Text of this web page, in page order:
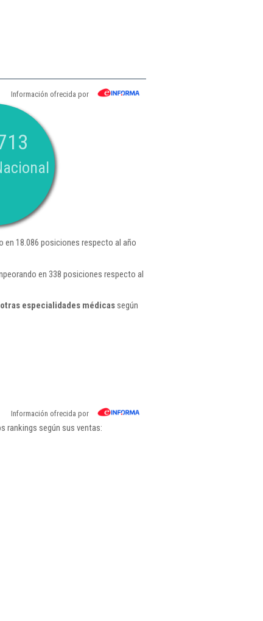
Información ofrecida por
en 18.086 posiciones respecto al año
en 338 posiciones respecto al
especialidades médicassegún
Información ofrecida por
rankings según sus ventas: